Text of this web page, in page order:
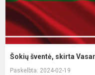
Šokių šventė, skirta
Paskelbta: 2024-02-19